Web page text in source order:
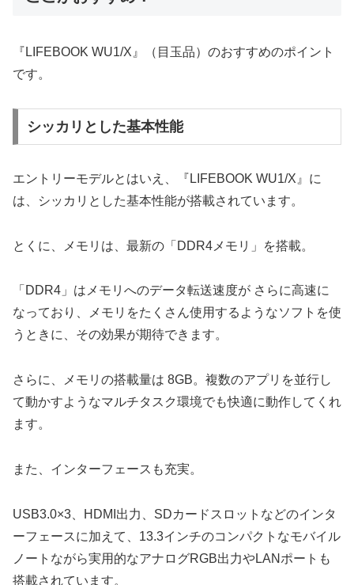
『LIFEBOOK WU1/X』（目玉品）のおすすめのポイント
です。
シッカリとした基本性能
エントリーモデルとはいえ、『LIFEBOOK WU1/X』に
は、シッカリとした基本性能が搭載されています。
とくに、メモリは、最新の「DDR4メモリ」を搭載。
「DDR4」はメモリへのデータ転送速度が さらに高速に
なっており、メモリをたくさん使用するようなソフトを使
うときに、その効果が期待できます。
さらに、メモリの搭載量は 8GB。複数のアプリを並行し
て動かすようなマルチタスク環境でも快適に動作してくれ
ます。
また、インターフェースも充実。
USB3.0×3、HDMI出力、SDカードスロットなどのインタ
ーフェースに加えて、13.3インチのコンパクトなモバイル
ノートながら実用的なアナログRGB出力やLANポートも
搭載されています。